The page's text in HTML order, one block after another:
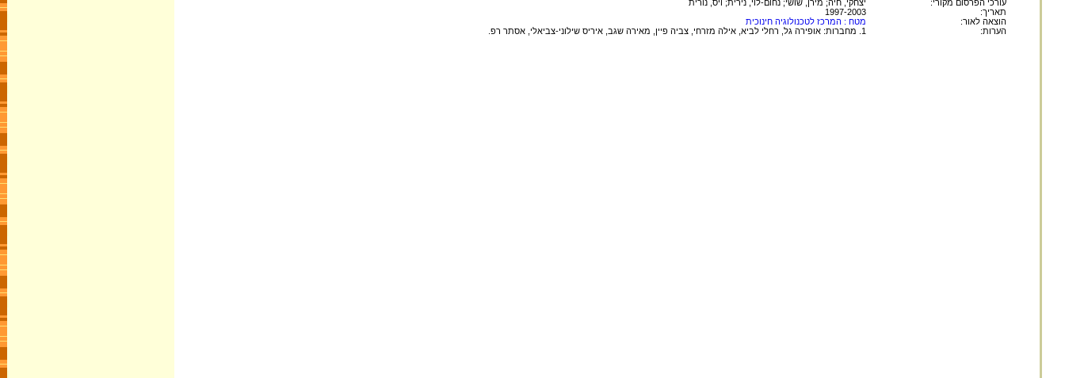
עורכי הפרסום מקורי:
יצחקי, חיה; מירן, שושי; נחום-לוי, נירית; ויס, נורית
תאריך:
1997-2003
הוצאה לאור:
מטח : המרכז לטכנולוגיה חינוכית
הערות:
1. מחברות: אופירה גל, רחלי לביא, אילה מזרחי, צביה פיין, מאירה שגב, איריס שילוני-צביאלי, אסתר רפ.